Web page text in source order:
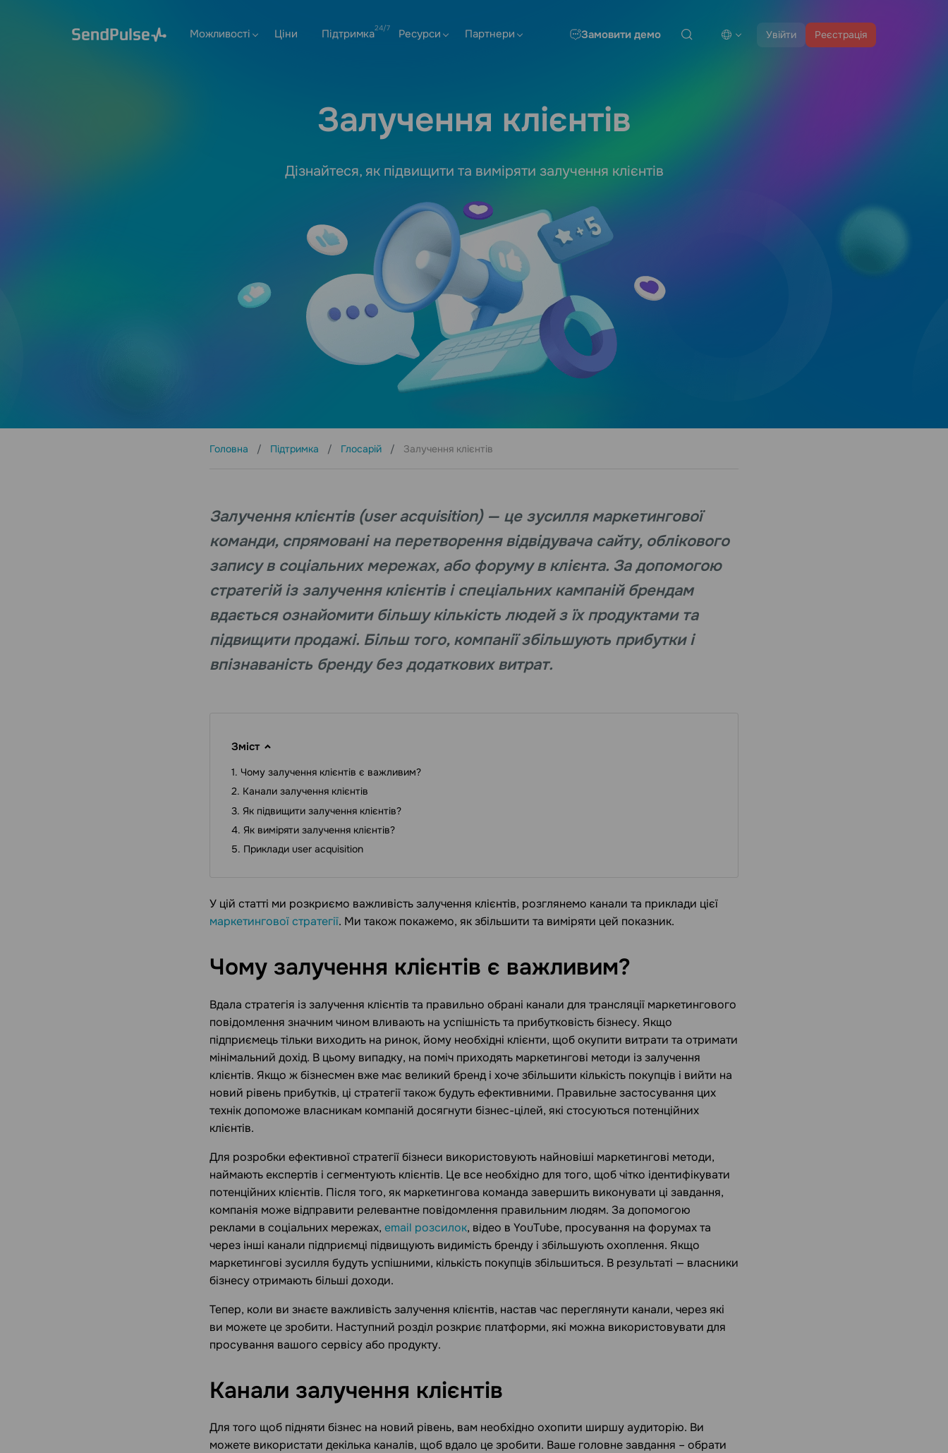
Увійти Реєстрація
Можливості Ціни Підтримка Ресурси Партнери Замовити демо
Залучення клієнтів
Дізнайтеся, як підвищити та виміряти залучення клієнтів
Головна Підтримка Глосарій Залучення клієнтів
Залучення клієнтів (user acquisition) — це зусилля маркетингової
команди, спрямовані на перетворення відвідувача сайту, облікового
запису в соціальних мережах, або форуму в клієнта. За допомогою
стратегій із залучення клієнтів і спеціальних кампаній брендам
вдається ознайомити більшу кількість людей з їх продуктами та
підвищити продажі. Більш того, компанії збільшують прибутки і
впізнаваність бренду без додаткових витрат.
Зміст
Чому залучення клієнтів є важливим?
Канали залучення клієнтів
Як підвищити залучення клієнтів?
Як виміряти залучення клієнтів?
Приклади user acquisition
У цій статті ми розкриємо важливість залучення клієнтів, розглянемо канали та приклади цієї
маркетингової стратегії. Ми також покажемо, як збільшити та виміряти цей показник.
Чому залучення клієнтів є важливим?
Вдала стратегія із залучення клієнтів та правильно обрані канали для трансляції маркетингового
повідомлення значним чином вливають на успішність та прибутковість бізнесу. Якщо
підприємець тільки виходить на ринок, йому необхідні клієнти, щоб окупити витрати та отримати
мінімальний дохід. В цьому випадку, на поміч приходять маркетингові методи із залучення
клієнтів. Якщо ж бізнесмен вже має великий бренд і хоче збільшити кількість покупців і вийти на
новий рівень прибутків, ці стратегії також будуть ефективними. Правильне застосування цих
технік допоможе власникам компаній досягнути бізнес-цілей, які стосуються потенційних
клієнтів.
Для розробки ефективної стратегії бізнеси використовують найновіші маркетингові методи,
наймають експертів і сегментують клієнтів. Це все необхідно для того, щоб чітко ідентифікувати
потенційних клієнтів. Після того, як маркетингова команда завершить виконувати ці завдання,
компанія може відправити релевантне повідомлення правильним людям. За допомогою
реклами в соціальних мережах, email розсилок, відео в YouTube, просування на форумах та
через інші канали підприємці підвищують видимість бренду і збільшують охоплення. Якщо
маркетингові зусилля будуть успішними, кількість покупців збільшиться. В результаті — власники
бізнесу отримають більші доходи.
Тепер, коли ви знаєте важливість залучення клієнтів, настав час переглянути канали, через які
ви можете це зробити. Наступний розділ розкриє платформи, які можна використовувати для
просування вашого сервісу або продукту.
Канали залучення клієнтів
Для того щоб підняти бізнес на новий рівень, вам необхідно охопити ширшу аудиторію. Ви
можете використати декілька каналів, щоб вдало це зробити. Ваше головне завдання – обрати